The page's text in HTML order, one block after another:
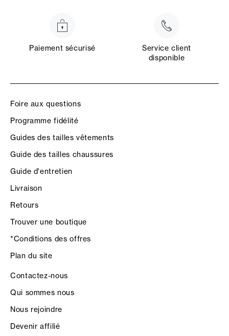
Paiement sécurisé
Service client
disponible
Foire aux questions
Programme fidélité
Guides des tailles vêtements
Guide des tailles chaussures
Guide d'entretien
Livraison
Retours
Trouver une boutique
*Conditions des offres
Plan du site
Contactez-nous
Qui sommes nous
Nous rejoindre
Devenir affilié